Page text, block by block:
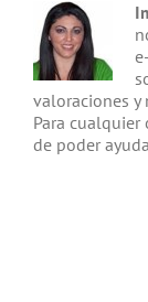
valoraciones y
Para cualquier
de poder